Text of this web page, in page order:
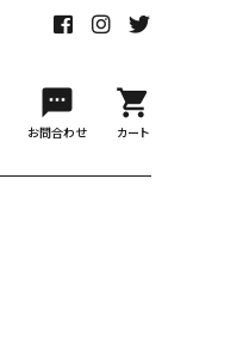
sms
お問合わせ
shopping_cart
カート